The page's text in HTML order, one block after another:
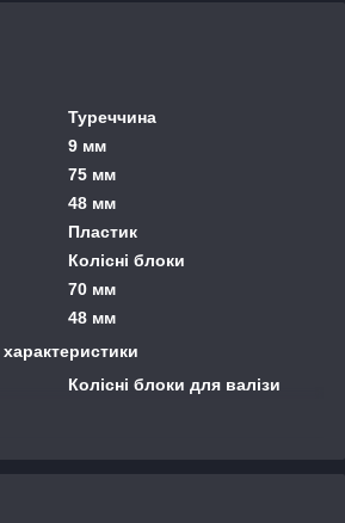
Туреччина
9 мм
75 мм
48 мм
Пластик
Колісні блоки
70 мм
48 мм
Колісні блоки для валізи